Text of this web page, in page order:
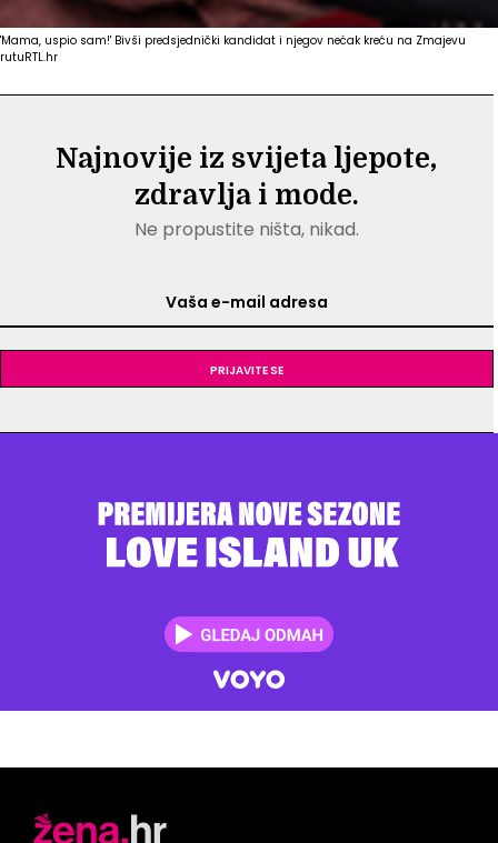
'Mama, uspio sam!' Bivši predsjednički kandidat i njegov nećak kreću na Zmajevu
rutuRTL.hr
Najnovije iz svijeta ljepote,
zdravlja i mode.
Ne propustite ništa, nikad.
Prijavite se